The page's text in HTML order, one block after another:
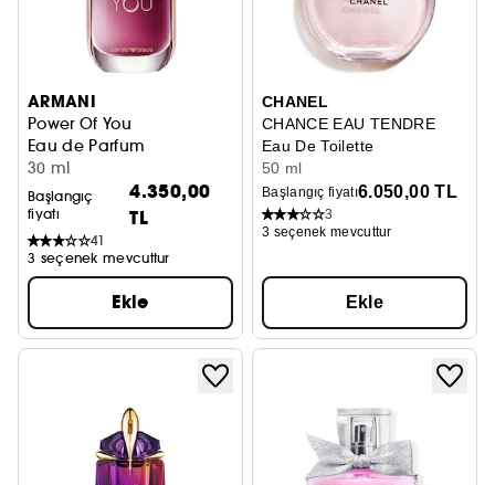
ARMANI
Power Of You
Eau de Parfum
30 ml
Başlangıç
fiyatı
4.350,00
TL
41
3 seçenek mevcuttur
Ekle
CHANEL
CHANCE EAU TENDRE
Eau De Toilette
50 ml
Başlangıç fiyatı6.050,00 TL
3
3 seçenek mevcuttur
Ekle